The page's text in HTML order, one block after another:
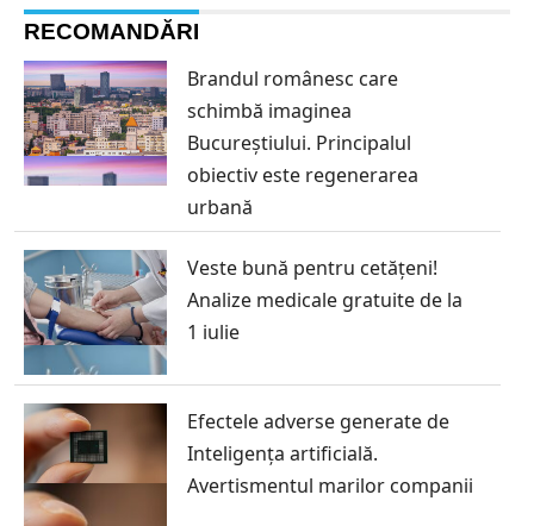
RECOMANDĂRI
Brandul românesc care
schimbă imaginea
Bucureștiului. Principalul
obiectiv este regenerarea
urbană
Veste bună pentru cetățeni!
Analize medicale gratuite de la
1 iulie
Efectele adverse generate de
Inteligența artificială.
Avertismentul marilor companii